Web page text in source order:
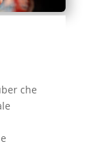
che